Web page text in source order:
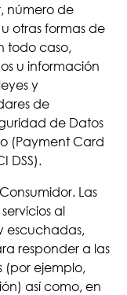
número de
otras formas de
todo caso,
u información
y
de
de Datos
(Payment Card
DSS).
Las
al
escuchadas,
responder a las
(por ejemplo,
así como, en